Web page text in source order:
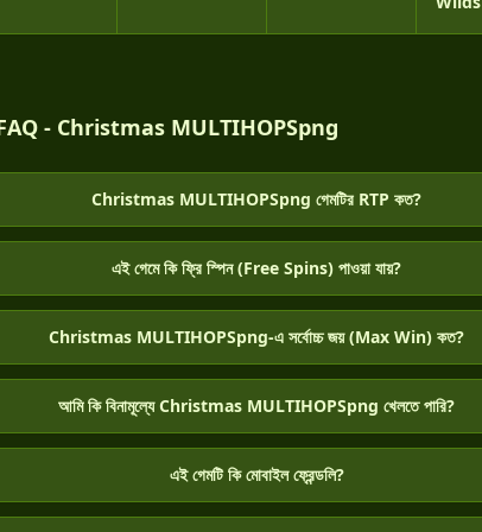
- Christmas MULTIHOPSpng
Christmas MULTIHOPSpng গেমটির RTP কত?
এই গেমে কি ফ্রি স্পিন (Free Spins) পাওয়া যায়?
Christmas MULTIHOPSpng-এ সর্বোচ্চ জয় (Max Win) কত?
আমি কি বিনামূল্যে Christmas MULTIHOPSpng খেলতে পারি?
এই গেমটি কি মোবাইল ফ্রেন্ডলি?